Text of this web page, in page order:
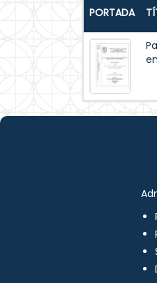
PORTADA